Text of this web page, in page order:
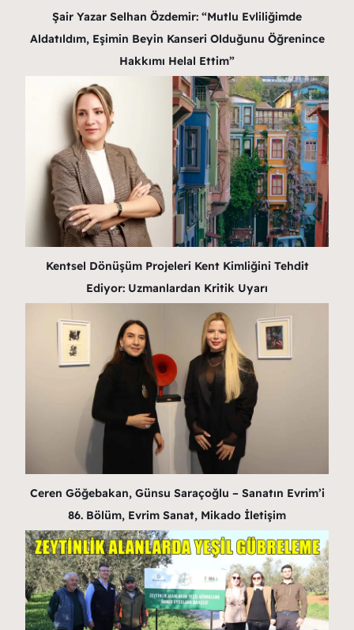
Şair Yazar Selhan Özdemir: “Mutlu Evliliğimde
Aldatıldım, Eşimin Beyin Kanseri Olduğunu Öğrenince
Hakkımı Helal Ettim”
Kentsel Dönüşüm Projeleri Kent Kimliğini Tehdit
Ediyor: Uzmanlardan Kritik Uyarı
Ceren Göğebakan, Günsu Saraçoğlu – Sanatın Evrim’i
86. Bölüm, Evrim Sanat, Mikado İletişim